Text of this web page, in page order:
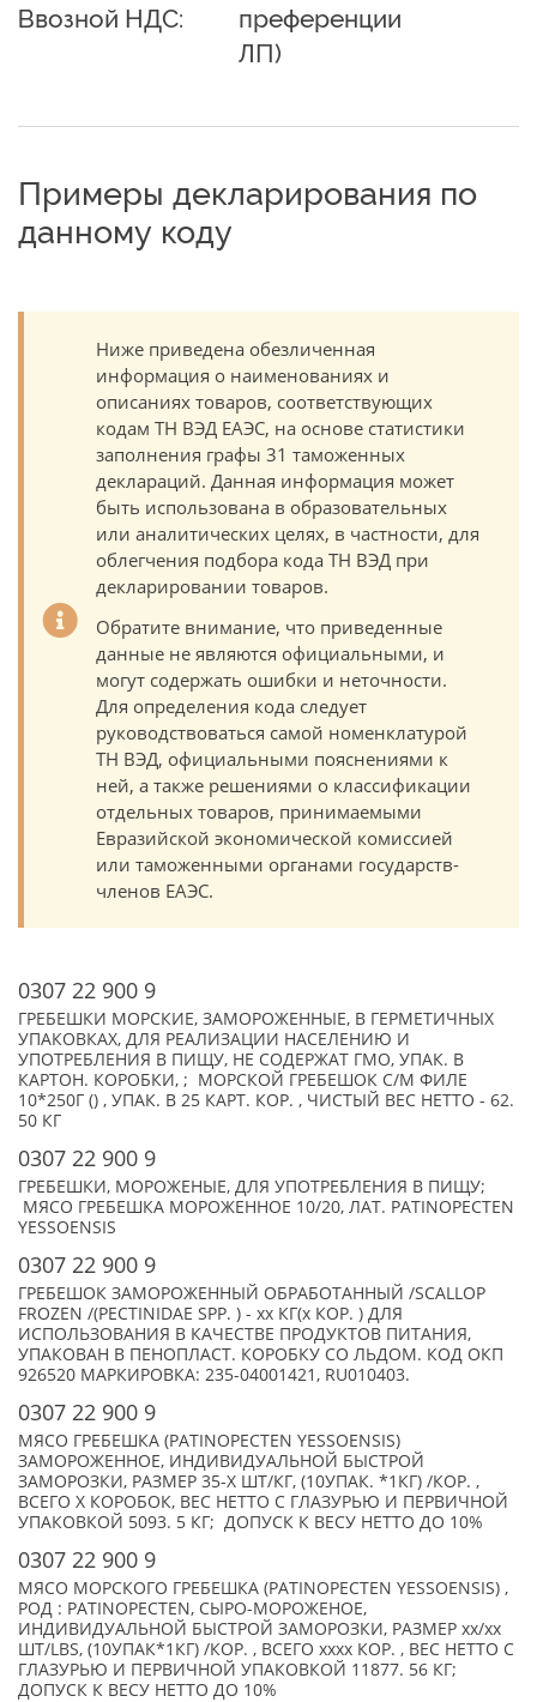
Ввозной НДС:
преференции
ЛП)
Примеры декларирования по
данному коду
Ниже приведена обезличенная
информация о наименованиях и
описаниях товаров, соответствующих
кодам ТН ВЭД ЕАЭС, на основе статистики
заполнения графы 31 таможенных
деклараций. Данная информация может
быть использована в образовательных
или аналитических целях, в частности, для
облегчения подбора кода ТН ВЭД при
декларировании товаров.
Обратите внимание, что приведенные
данные не являются официальными, и
могут содержать ошибки и неточности.
Для определения кода следует
руководствоваться самой номенклатурой
ТН ВЭД, официальными пояснениями к
ней, а также решениями о классификации
отдельных товаров, принимаемыми
Евразийской экономической комиссией
или таможенными органами государств-
членов ЕАЭС.
0307 22 900 9
ГРЕБЕШКИ МОРСКИЕ, ЗАМОРОЖЕННЫЕ, В ГЕРМЕТИЧНЫХ
УПАКОВКАХ, ДЛЯ РЕАЛИЗАЦИИ НАСЕЛЕНИЮ И
УПОТРЕБЛЕНИЯ В ПИЩУ, НЕ СОДЕРЖАТ ГМО, УПАК. В
КАРТОН. КОРОБКИ, ; МОРСКОЙ ГРЕБЕШОК С/М ФИЛЕ
10*250Г () , УПАК. В 25 КАРТ. КОР. , ЧИСТЫЙ ВЕС НЕТТО - 62.
50 КГ
0307 22 900 9
ГРЕБЕШКИ, МОРОЖЕНЫЕ, ДЛЯ УПОТРЕБЛЕНИЯ В ПИЩУ;
МЯСО ГРЕБЕШКА МОРОЖЕННОЕ 10/20, ЛАТ. PATINOPECTEN
YESSOENSIS
0307 22 900 9
ГРЕБЕШОК ЗАМОРОЖЕННЫЙ ОБРАБОТАННЫЙ /SCALLOP
FROZEN /(PECTINIDAE SPP. ) - xx КГ(x КОР. ) ДЛЯ
ИСПОЛЬЗОВАНИЯ В КАЧЕСТВЕ ПРОДУКТОВ ПИТАНИЯ,
УПАКОВАН В ПЕНОПЛАСТ. КОРОБКУ СО ЛЬДОМ. КОД ОКП
926520 МАРКИРОВКА: 235-04001421, RU010403.
0307 22 900 9
МЯСО ГРЕБЕШКА (PATINOPECTEN YESSOENSIS)
ЗАМОРОЖЕННОЕ, ИНДИВИДУАЛЬНОЙ БЫСТРОЙ
ЗАМОРОЗКИ, РАЗМЕР 35-X ШТ/КГ, (10УПАК. *1КГ) /КОР. ,
ВСЕГО X КОРОБОК, ВЕС НЕТТО С ГЛАЗУРЬЮ И ПЕРВИЧНОЙ
УПАКОВКОЙ 5093. 5 КГ; ДОПУСК К ВЕСУ НЕТТО ДО 10%
0307 22 900 9
МЯСО МОРСКОГО ГРЕБЕШКА (PATINOPECTEN YESSOENSIS) ,
РОД : PATINOPECTEN, СЫРО-МОРОЖЕНОЕ,
ИНДИВИДУАЛЬНОЙ БЫСТРОЙ ЗАМОРОЗКИ, РАЗМЕР xx/xx
ШТ/LBS, (10УПАК*1КГ) /КОР. , ВСЕГО xxxx КОР. , ВЕС НЕТТО С
ГЛАЗУРЬЮ И ПЕРВИЧНОЙ УПАКОВКОЙ 11877. 56 КГ;
ДОПУСК К ВЕСУ НЕТТО ДО 10%